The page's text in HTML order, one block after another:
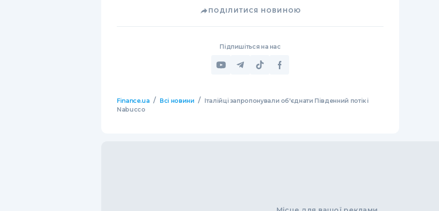
ПОДІЛИТИСЯ НОВИНОЮ
Підпишіться на нас
Finance.ua / Всі новини / Італійці запропонували об'єднати Південний потік і
Nabucco